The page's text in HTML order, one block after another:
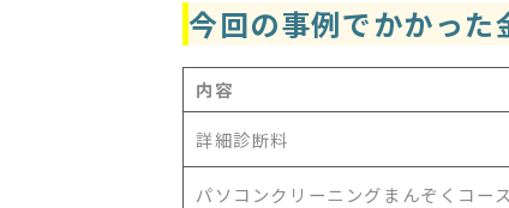
今回の事例でかかった
内容
詳細診断料
パソコンクリーニングまんぞくコース